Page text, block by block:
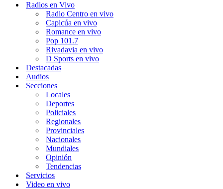
Radios en Vivo
Radio Centro en vivo
Capicúa en vivo
Romance en vivo
Pop 101.7
Rivadavia en vivo
D Sports en vivo
Destacadas
Audios
Secciones
Locales
Deportes
Policiales
Regionales
Provinciales
Nacionales
Mundiales
Opinión
Tendencias
Servicios
Video en vivo